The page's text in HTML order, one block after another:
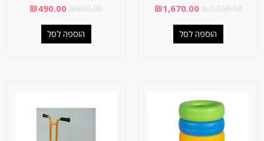
₪1,670.00
הוספה לסל
₪490.00
הוספה לסל